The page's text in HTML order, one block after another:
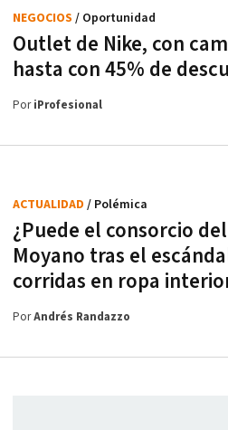
Outlet de Nike, con
hasta con 45% de
NEGOCIOS / Oportunidad
PoriProfesional
¿Puede el consorcio
Moyano tras el
corridas en ropa
ACTUALIDAD / Polémica
PorAndrés Randazzo